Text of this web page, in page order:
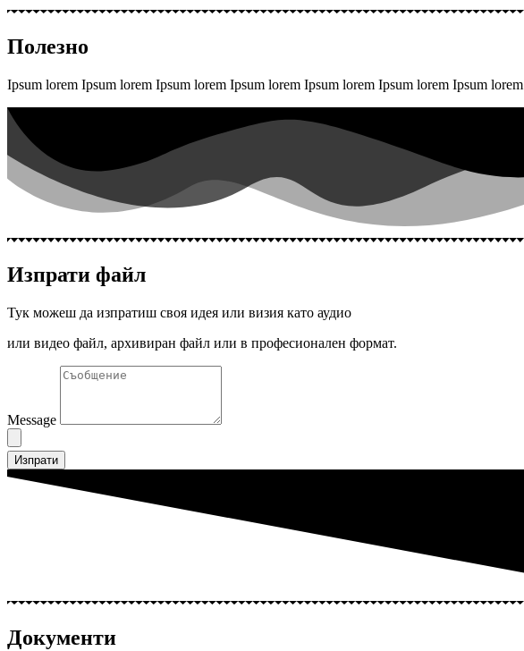
Полезно
Ipsum lorem Ipsum lorem Ipsum lorem Ipsum lorem Ipsum lorem Ipsum lorem Ipsum lorem
Изпрати файл
Тук можеш да изпратиш своя идея или визия като аудио
или видео файл, архивиран файл или в професионален формат.
Message
Изпрати
Документи